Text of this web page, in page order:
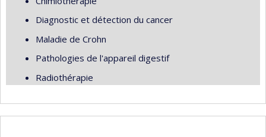
Diagnostic et détection du cancer
Maladie de Crohn
Pathologies de l'appareil digestif
Radiothérapie